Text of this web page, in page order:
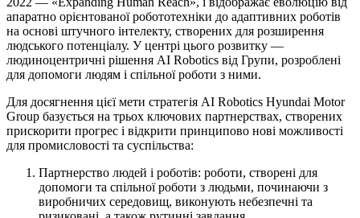
апаратно орієнтованої робототехніки до адаптивних роботів
на основі штучного інтелекту, створених для розширення
людського потенціалу. У центрі цього розвитку —
людиноцентричні рішення AI Robotics від Групи, розроблені
для допомоги людям і спільної роботи з ними.
Для досягнення цієї мети стратегія AI Robotics Hyundai Motor
Group базується на трьох ключових партнерствах, створених
прискорити прогрес і відкрити принципово нові можливості
для промисловості та суспільства:
Партнерство людей і роботів: роботи, створені для
допомоги та спільної роботи з людьми, починаючи з
виробничих середовищ, виконують небезпечні та